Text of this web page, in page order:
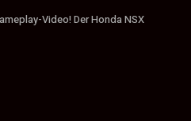
Video! Der Honda NSX